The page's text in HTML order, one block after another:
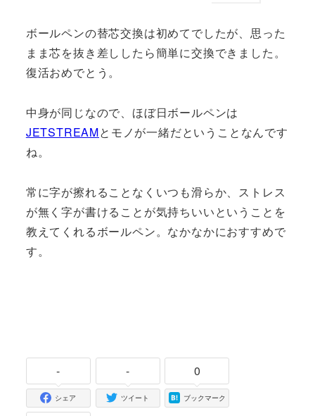
ボールペンの替芯交換は初めてでしたが、思った
まま芯を抜き差ししたら簡単に交換できました。
復活おめでとう。
中身が同じなので、ほぼ日ボールペンは
JETSTREAMとモノが一緒だということなんです
ね。
常に字が擦れることなくいつも滑らか、ストレス
が無く字が書けることが気持ちいいということを
教えてくれるボールペン。なかなかにおすすめで
す。
-
シェア
-
ツイート
0
ブックマーク